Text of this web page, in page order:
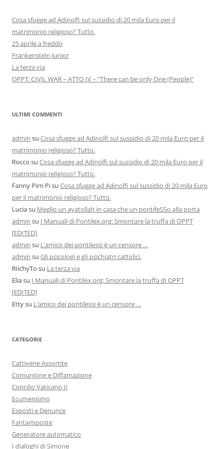
Cosa sfugge ad Adinolfi sul sussidio di 20 mila Euro per il
matrimonio religioso? Tutto.
25 aprile a freddo
Frankenstein Junior
La terza via
OPPT: CIVIL WAR – ATTO IV – “There can be only One (People)”
ULTIMI COMMENTI
admin su Cosa sfugge ad Adinolfi sul sussidio di 20 mila Euro per il
matrimonio religioso? Tutto.
Rocco su Cosa sfugge ad Adinolfi sul sussidio di 20 mila Euro per il
matrimonio religioso? Tutto.
Fanny Pirri Pisu Cosa sfugge ad Adinolfi sul sussidio di 20 mila Euro
per il matrimonio religioso? Tutto.
Luciasu Meglio un ayatollah in casa che un pontifeSSo alla porta
admin su I Manuali di Pontilex.org: Smontare la truffa di OPPT
[EDITED]
admin su L’amico dei pontilessi è un censore …
admin su Gli psicologi e gli psichiatri cattolici.
RIichyTo su La terza via
Eliasu I Manuali di Pontilex.org: Smontare la truffa di OPPT
[EDITED]
Ettysu L’amico dei pontilessi è un censore …
CATEGORIE
Cattiverie Assortite
Comunione e Diffamazione
Concilio Vaticano II
Ecumenismo
Esposti e Denunce
Fantarisposte
Generatore automatico
I dialoghi di Simone